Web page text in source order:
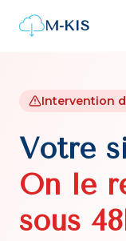
M-KIS
Intervention
Votre
On le
sous